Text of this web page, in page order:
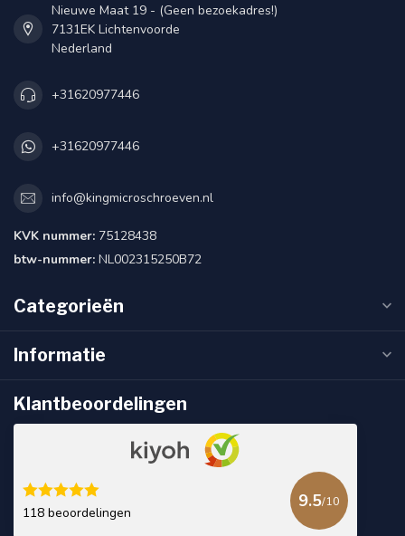
Nieuwe Maat 19 - (Geen bezoekadres!)
7131EK Lichtenvoorde
Nederland
+31620977446
+31620977446
info@kingmicroschroeven.nl
KVK nummer: 75128438
btw-nummer: NL002315250B72
Categorieën
Informatie
Klantbeoordelingen
118 beoordelingen
9.5/10